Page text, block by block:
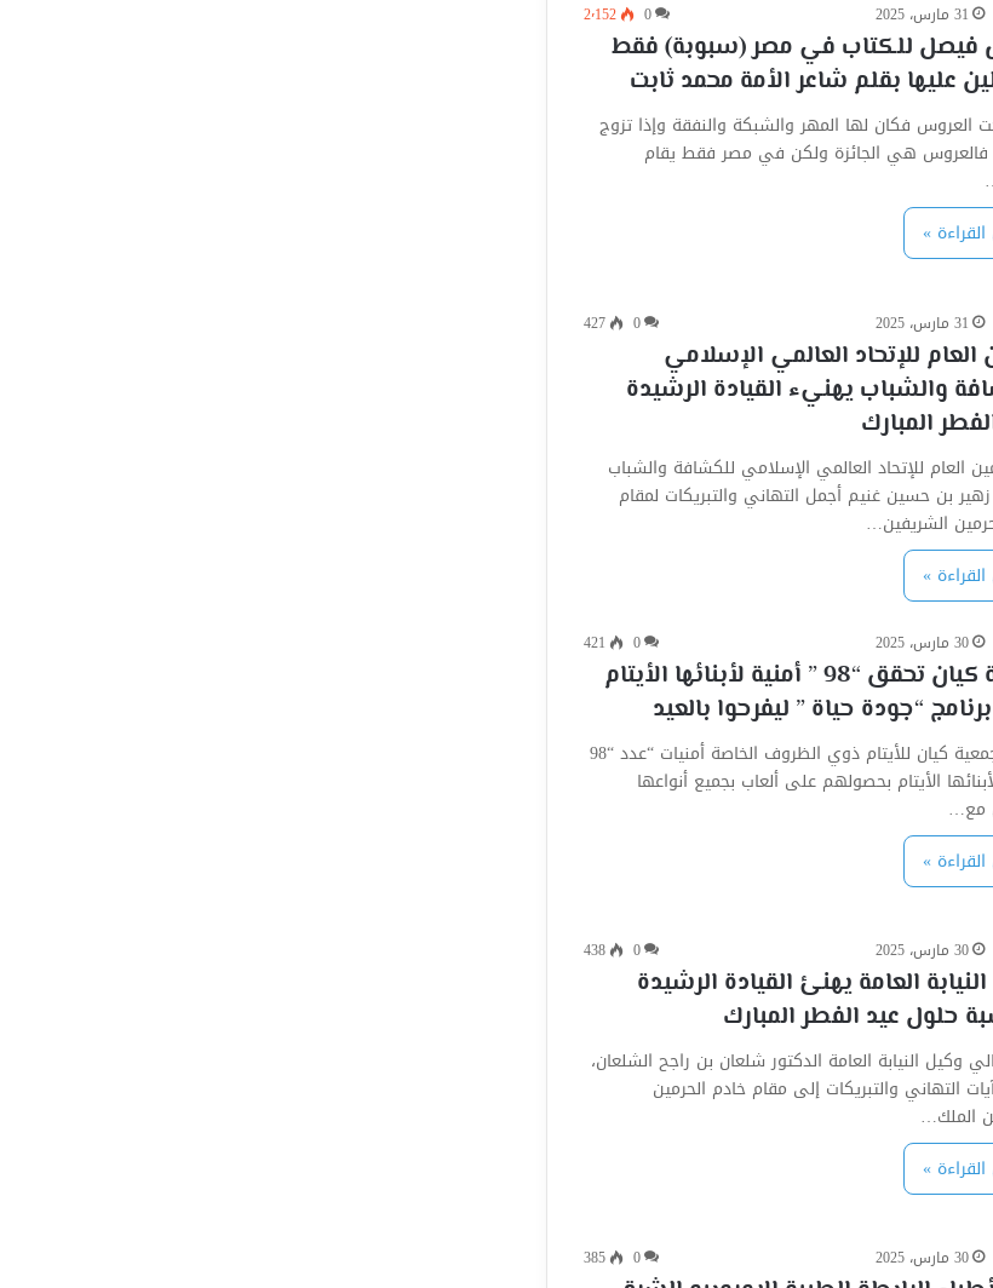
31 مارس، 2025 0 2٬152
فيصل للكتاب في مصر (سبوبة) فقط
عليها بقلم شاعر الأمة محمد ثابت
العروس فكان لها المهر والشبكة والنفقة وإذا تزوج
فالعروس هي الجائزة ولكن في مصر فقط يقام
»
31 مارس، 2025 0
427
العام للإتحاد العالمي الإسلامي
والشباب يهنيء القيادة الرشيدة
المبارك
العام للإتحاد العالمي الإسلامي للكشافة والشباب
زهير بن حسين غنيم أجمل التهاني والتبريكات لمقام
الشريفين…
»
30 مارس، 2025 0
421
جمعية كيان تحقق “98 ” أمنية لأبنائها الأيتام
“جودة حياة ” ليفرحوا بالعيد
حققت جمعية كيان للأيتام ذوي الظروف الخاصة أمنيات “عدد “98
الأيتام بحصولهم على ألعاب بجميع أنواعها
مع…
»
30 مارس، 2025 0
438
العامة يهنئ القيادة الرشيدة
حلول عيد الفطر المبارك
وكيل النيابة العامة الدكتور شلعان بن راجح الشلعان،
التهاني والتبريكات إلى مقام خادم الحرمين
الملك…
»
30 مارس، 2025 0
385